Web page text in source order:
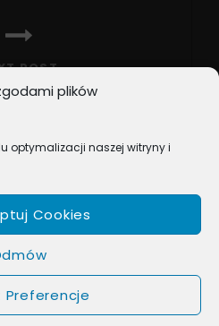
plików
optymalizacji naszej witryny i
Cookies
Preferencje
POST
wakacyjne
MUSIC. ALL RIGHTS RESERVED.